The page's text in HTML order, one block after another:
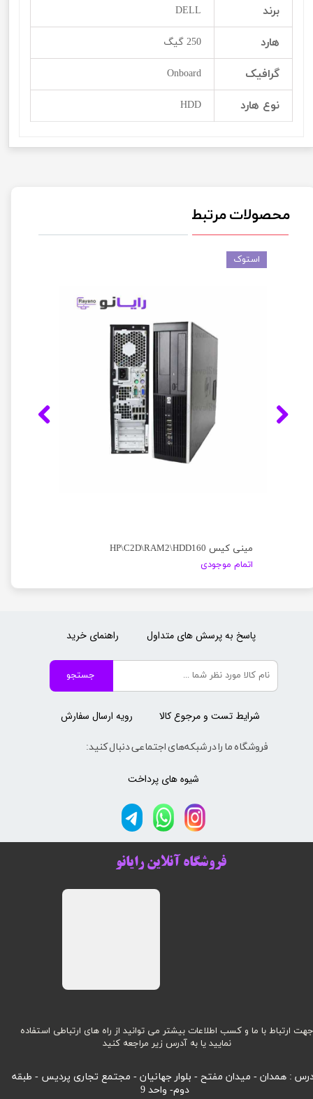
برند DELL
هارد 250 گیگ
گرافيک Onboard
نوع هارد HDD
محصولات مرتبط
مینی کیس HP\C2D\RAM2\HDD160
اتمام موجودی
استوک
جهت ارتباط با ما و کسب اطلاعات بیشتر می توانید از راه های ارتباطی استفاده
نمایید یا به آدرس زیر مراجعه کنید
: همدان - میدان مفتح - بلوار جهانیان - مجتمع تجاری پردیس - طبقه
دوم- واحد 9
فروشگاه آنلاین رایانو
جستجو
فروشگاه ما را در شبکه‌های اجتماعی دنبال کنید:
رویه ارسال سفارش
راهنمای خرید
شیوه های پرداخت
پاسخ به پرسش های متداول
شرایط تست و مرجوع کالا